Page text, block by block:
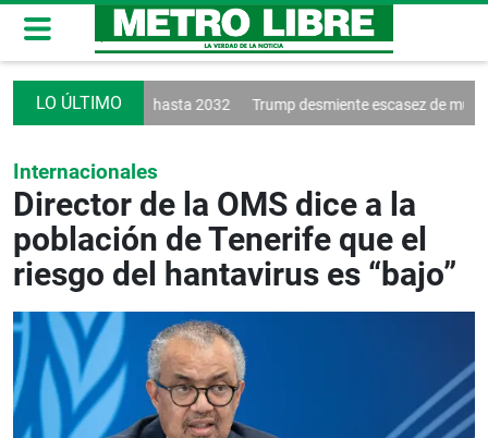
a Vinícius hasta 2032 Trump desmiente escasez de
Internacionales
Director de la OMS dice a la
población de Tenerife que el
riesgo del hantavirus es “bajo”